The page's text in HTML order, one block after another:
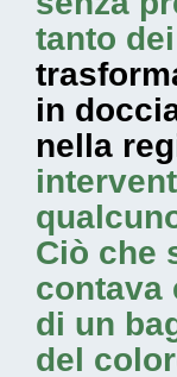
tanto
in
nella
Ciò che
contava
di un
del